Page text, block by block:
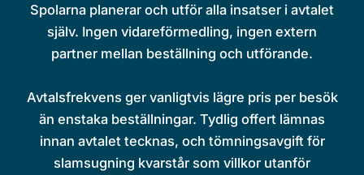
Spolarna planerar och utför alla insatser i avtalet
själv. Ingen vidareförmedling, ingen extern
partner mellan beställning och utförande.
Avtalsfrekvens ger vanligtvis lägre pris per besök
än enstaka beställningar. Tydlig offert lämnas
innan avtalet tecknas, och tömningsavgift för
slamsugning kvarstår som villkor utanför